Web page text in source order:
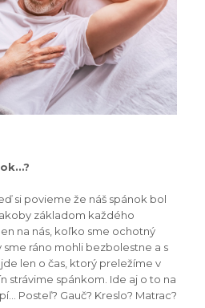
si povieme že náš spánok bol
základom každého
na nás, koľko sme ochotný
ráno mohli bezbolestne a s
len o čas, ktorý preležíme v
strávime spánkom. Ide aj o to na
Posteľ? Gauč? Kreslo? Matrac?